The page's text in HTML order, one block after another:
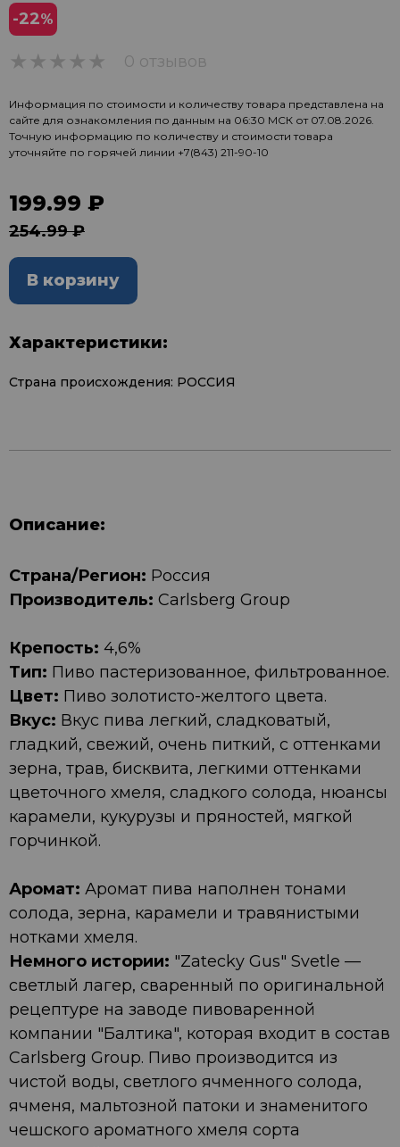
-22%
0 отзывов
Информация по стоимости и количеству товара представлена на
сайте для ознакомления по данным на 06:30 МСК от 07.08.2026.
Точную информацию по количеству и стоимости товара
уточняйте по горячей линии +7(843) 211-90-10
199.99 ₽
254.99 ₽
В корзину
Характеристики:
Страна происхождения: РОССИЯ
Описание:
Страна/Регион: Россия
Производитель: Carlsberg Group
Крепость: 4,6%
Тип: Пиво пастеризованное, фильтрованное.
Цвет: Пиво золотисто-желтого цвета.
Вкус: Вкус пива легкий, сладковатый,
гладкий, свежий, очень питкий, с оттенками
зерна, трав, бисквита, легкими оттенками
цветочного хмеля, сладкого солода, нюансы
карамели, кукурузы и пряностей, мягкой
горчинкой.
Аромат: Аромат пива наполнен тонами
солода, зерна, карамели и травянистыми
нотками хмеля.
Немного истории: "Zatecky Gus" Svetle —
светлый лагер, сваренный по оригинальной
рецептуре на заводе пивоваренной
компании "Балтика", которая входит в состав
Carlsberg Group. Пиво производится из
чистой воды, светлого ячменного солода,
ячменя, мальтозной патоки и знаменитого
чешского ароматного хмеля сорта